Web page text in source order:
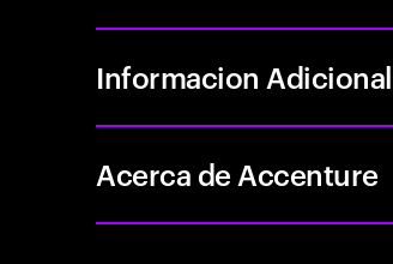
Informacion Adicional
Acerca de Accenture